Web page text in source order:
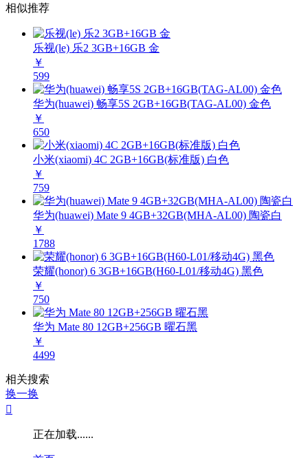
相似推荐
乐视(le) 乐2 3GB+16GB 金
￥
599
华为(huawei) 畅享5S 2GB+16GB(TAG-AL00) 金色
￥
650
小米(xiaomi) 4C 2GB+16GB(标准版) 白色
￥
759
华为(huawei) Mate 9 4GB+32GB(MHA-AL00) 陶瓷白
￥
1788
荣耀(honor) 6 3GB+16GB(H60-L01/移动4G) 黑色
￥
750
华为 Mate 80 12GB+256GB 曜石黑
￥
4499
相关搜索
换一换

正在加载......